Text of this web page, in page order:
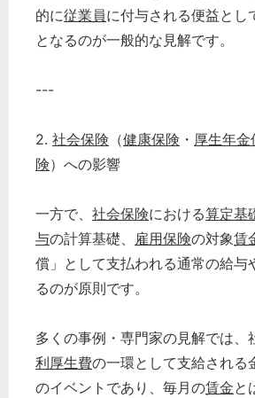
的に従業員に付与される便益とし
となるのが一般的な見解です。
---
2. 社会保険 （健康保険 ・ 厚生年金
険）への影響
一方で、 社会保険における算定基
与の計算基礎、 雇用保険の対象賃
償」として支払われる通常の給与
るのが原則です。
多くの事例・専門家の見解では、
利厚生費の一環として支給される
のイベントであり、毎月の賃金と